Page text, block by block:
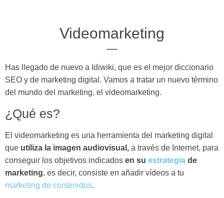
Videomarketing
Has llegado de nuevo a Idiwiki, que es el mejor diccionario
SEO y de marketing digital. Vamos a tratar un nuevo término
del mundo del marketing, el videomarketing.
¿Qué es?
El videomarketing es una herramienta del marketing digital
que utiliza la imagen audiovisual, a través de Internet, para
conseguir los objetivos indicados en su estrategia de
marketing, es decir, consiste en añadir vídeos a tu
marketing de contenidos.